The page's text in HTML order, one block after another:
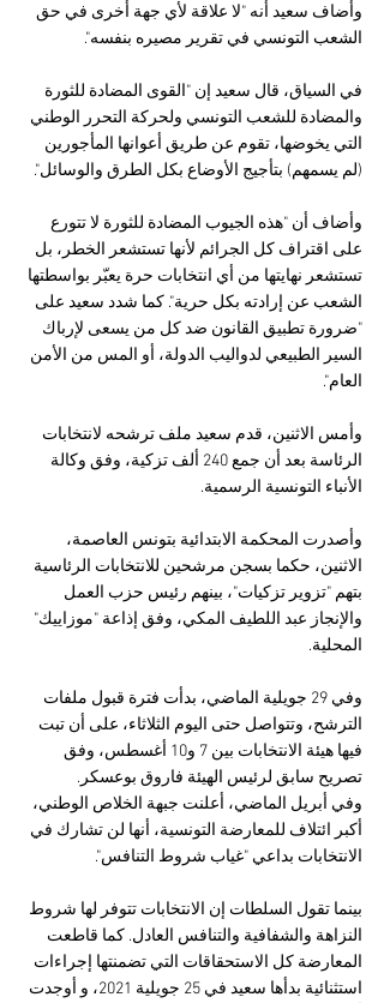
وأضاف سعيد أنه "لا علاقة لأي جهة أخرى في حق
الشعب التونسي في تقرير مصيره بنفسه".
في السياق، قال سعيد إن "القوى المضادة للثورة
والمضادة للشعب التونسي ولحركة التحرر الوطني
التي يخوضها، تقوم عن طريق أعوانها المأجورين
(لم يسمهم) بتأجيج الأوضاع بكل الطرق والوسائل".
وأضاف أن "هذه الجيوب المضادة للثورة لا تتورع
على اقتراف كل الجرائم لأنها تستشعر الخطر، بل
تستشعر نهايتها من أي انتخابات حرة يعبّر بواسطتها
الشعب عن إرادته بكل حرية". كما شدد سعيد على
"ضرورة تطبيق القانون ضد كل من يسعى لإرباك
السير الطبيعي لدواليب الدولة، أو المس من الأمن
العام".
وأمس الاثنين، قدم سعيد ملف ترشحه لانتخابات
الرئاسة بعد أن جمع 240 ألف تزكية، وفق وكالة
الأنباء التونسية الرسمية.
وأصدرت المحكمة الابتدائية بتونس العاصمة،
الاثنين، حكما بسجن مرشحين للانتخابات الرئاسية
بتهم "تزوير تزكيات"، بينهم رئيس حزب العمل
والإنجاز عبد اللطيف المكي، وفق إذاعة "موزاييك"
المحلية.
وفي 29 جويلية الماضي، بدأت فترة قبول ملفات
الترشح، وتتواصل حتى اليوم الثلاثاء، على أن تبت
فيها هيئة الانتخابات بين 7 و10 أغسطس، وفق
تصريح سابق لرئيس الهيئة فاروق بوعسكر.
وفي أبريل الماضي، أعلنت جبهة الخلاص الوطني،
أكبر ائتلاف للمعارضة التونسية، أنها لن تشارك في
الانتخابات بداعي "غياب شروط التنافس".
بينما تقول السلطات إن الانتخابات تتوفر لها شروط
النزاهة والشفافية والتنافس العادل. كما قاطعت
المعارضة كل الاستحقاقات التي تضمنتها إجراءات
استثنائية بدأها سعيد في 25 جويلية 2021، و أوجدت